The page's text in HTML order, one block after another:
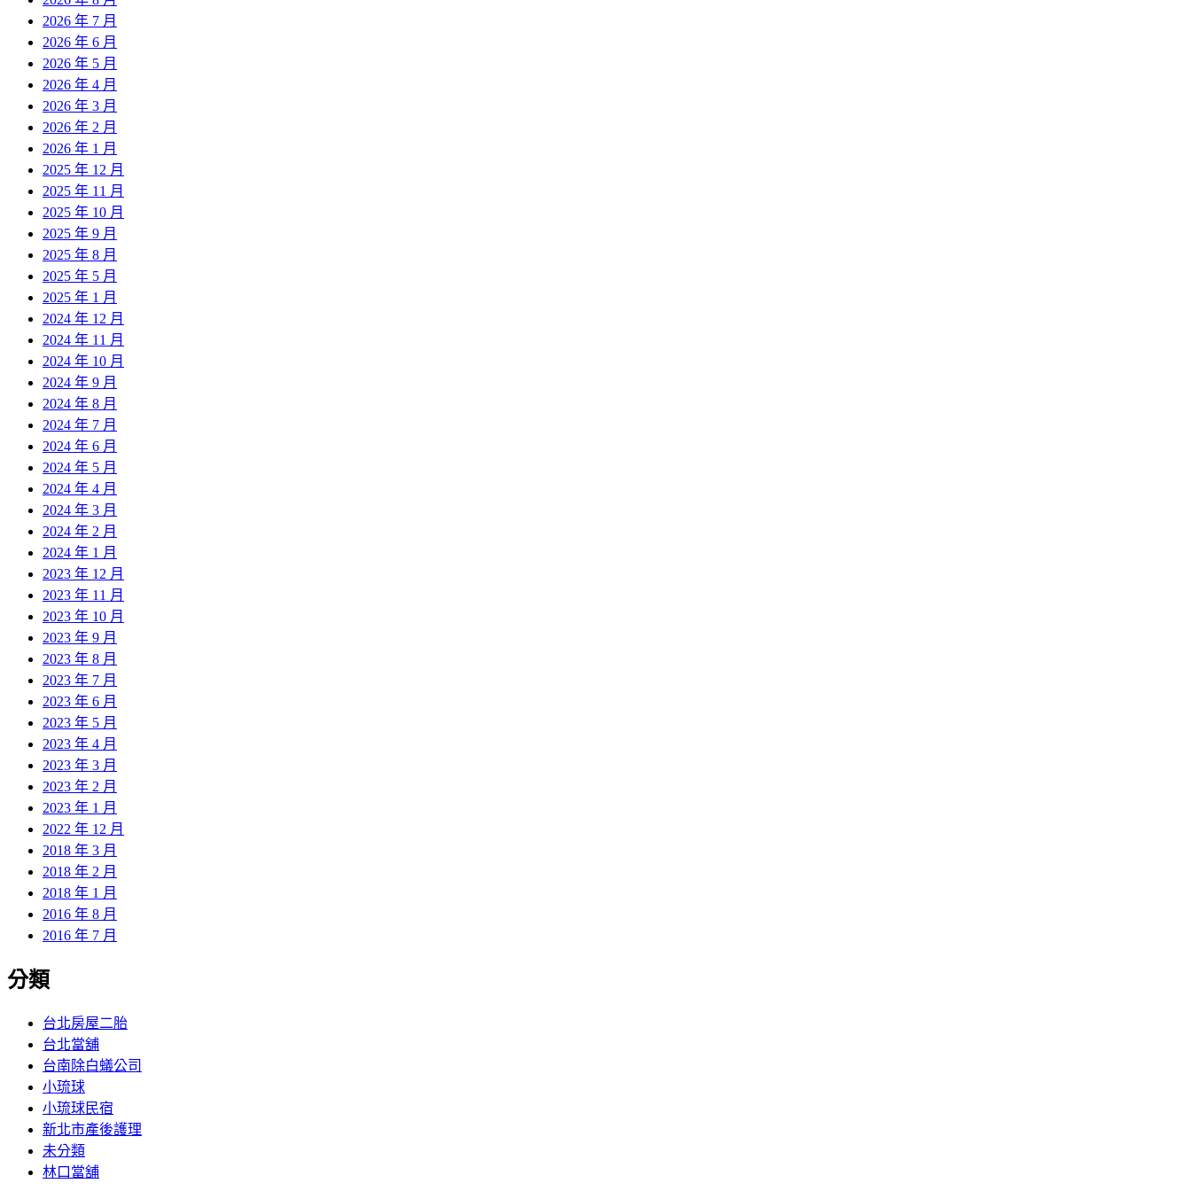
2026 年 7 月
2026 年 6 月
2026 年 5 月
2026 年 4 月
2026 年 3 月
2026 年 2 月
2026 年 1 月
2025 年 12 月
2025 年 11 月
2025 年 10 月
2025 年 9 月
2025 年 8 月
2025 年 5 月
2025 年 1 月
2024 年 12 月
2024 年 11 月
2024 年 10 月
2024 年 9 月
2024 年 8 月
2024 年 7 月
2024 年 6 月
2024 年 5 月
2024 年 4 月
2024 年 3 月
2024 年 2 月
2024 年 1 月
2023 年 12 月
2023 年 11 月
2023 年 10 月
2023 年 9 月
2023 年 8 月
2023 年 7 月
2023 年 6 月
2023 年 5 月
2023 年 4 月
2023 年 3 月
2023 年 2 月
2023 年 1 月
2022 年 12 月
2018 年 3 月
2018 年 2 月
2018 年 1 月
2016 年 8 月
2016 年 7 月
分類
台北房屋二胎
台北當舖
台南除白蟻公司
小琉球
小琉球民宿
新北市產後護理
未分類
林口當舖